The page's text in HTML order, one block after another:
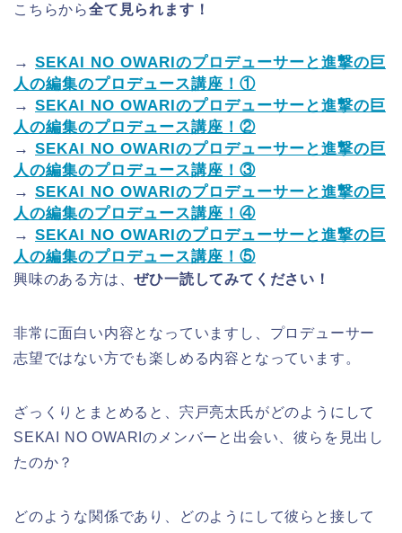
こちらから全て見られます！
→ SEKAI NO OWARIのプロデューサーと進撃の巨
人の編集のプロデュース講座！①
→ SEKAI NO OWARIのプロデューサーと進撃の巨
人の編集のプロデュース講座！②
→ SEKAI NO OWARIのプロデューサーと進撃の巨
人の編集のプロデュース講座！③
→ SEKAI NO OWARIのプロデューサーと進撃の巨
人の編集のプロデュース講座！④
→ SEKAI NO OWARIのプロデューサーと進撃の巨
人の編集のプロデュース講座！⑤
興味のある方は、ぜひ一読してみてください！
非常に面白い内容となっていますし、プロデューサー
志望ではない方でも楽しめる内容となっています。
ざっくりとまとめると、宍戸亮太氏がどのようにして
SEKAI NO OWARIのメンバーと出会い、彼らを見出し
たのか？
どのような関係であり、どのようにして彼らと接して